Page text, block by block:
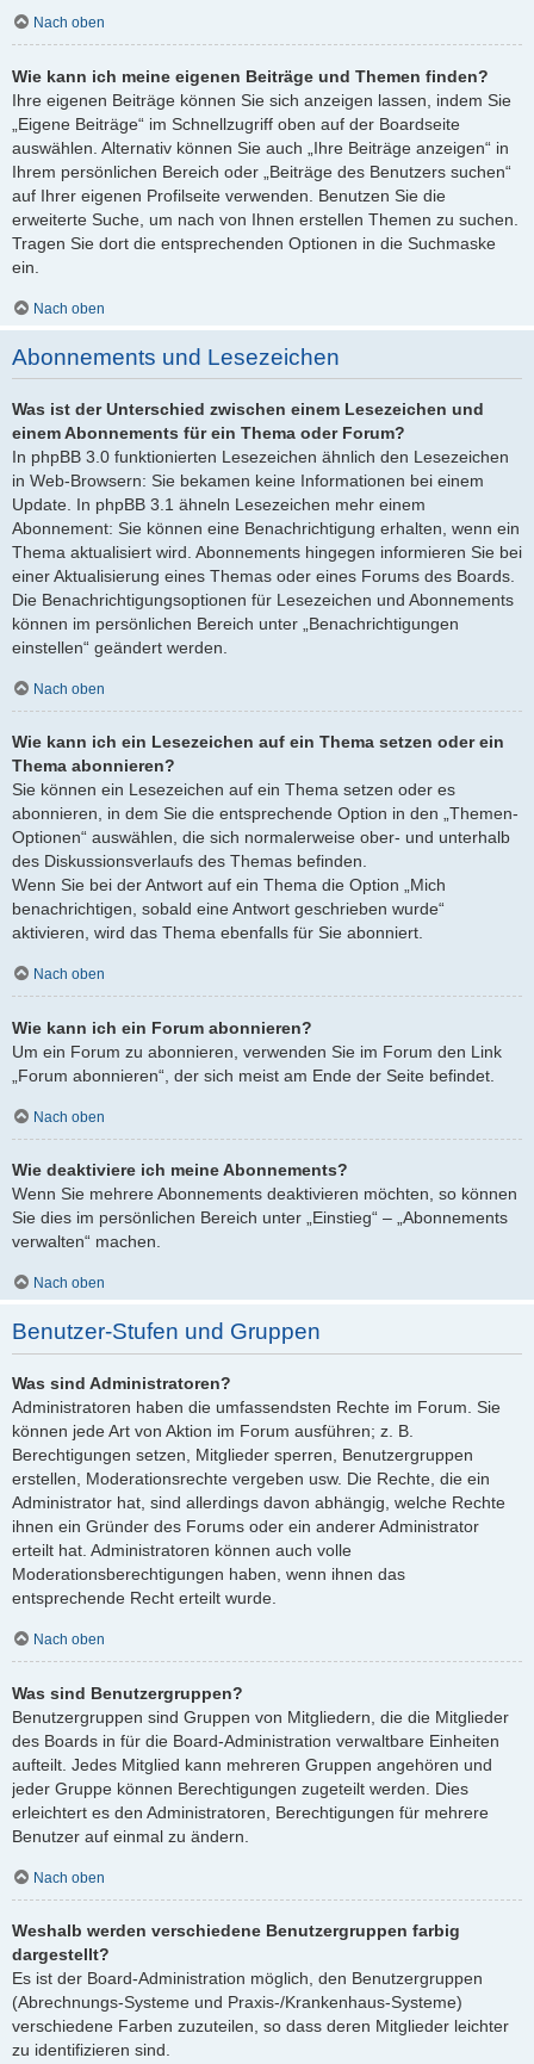
Nach oben
Wie kann ich meine eigenen Beiträge und Themen finden?
Ihre eigenen Beiträge können Sie sich anzeigen lassen, indem Sie
„Eigene Beiträge“ im Schnellzugriff oben auf der Boardseite
auswählen. Alternativ können Sie auch „Ihre Beiträge anzeigen“ in
Ihrem persönlichen Bereich oder „Beiträge des Benutzers suchen“
auf Ihrer eigenen Profilseite verwenden. Benutzen Sie die
erweiterte Suche, um nach von Ihnen erstellen Themen zu suchen.
Tragen Sie dort die entsprechenden Optionen in die Suchmaske
ein.
Nach oben
Abonnements und Lesezeichen
Was ist der Unterschied zwischen einem Lesezeichen und
einem Abonnements für ein Thema oder Forum?
In phpBB 3.0 funktionierten Lesezeichen ähnlich den Lesezeichen
in Web-Browsern: Sie bekamen keine Informationen bei einem
Update. In phpBB 3.1 ähneln Lesezeichen mehr einem
Abonnement: Sie können eine Benachrichtigung erhalten, wenn ein
Thema aktualisiert wird. Abonnements hingegen informieren Sie bei
einer Aktualisierung eines Themas oder eines Forums des Boards.
Die Benachrichtigungsoptionen für Lesezeichen und Abonnements
können im persönlichen Bereich unter „Benachrichtigungen
einstellen“ geändert werden.
Nach oben
Wie kann ich ein Lesezeichen auf ein Thema setzen oder ein
Thema abonnieren?
Sie können ein Lesezeichen auf ein Thema setzen oder es
abonnieren, in dem Sie die entsprechende Option in den „Themen-
Optionen“ auswählen, die sich normalerweise ober- und unterhalb
des Diskussionsverlaufs des Themas befinden.
Wenn Sie bei der Antwort auf ein Thema die Option „Mich
benachrichtigen, sobald eine Antwort geschrieben wurde“
aktivieren, wird das Thema ebenfalls für Sie abonniert.
Nach oben
Wie kann ich ein Forum abonnieren?
Um ein Forum zu abonnieren, verwenden Sie im Forum den Link
„Forum abonnieren“, der sich meist am Ende der Seite befindet.
Nach oben
Wie deaktiviere ich meine Abonnements?
Wenn Sie mehrere Abonnements deaktivieren möchten, so können
Sie dies im persönlichen Bereich unter „Einstieg“ – „Abonnements
verwalten“ machen.
Nach oben
Benutzer-Stufen und Gruppen
Was sind Administratoren?
Administratoren haben die umfassendsten Rechte im Forum. Sie
können jede Art von Aktion im Forum ausführen; z. B.
Berechtigungen setzen, Mitglieder sperren, Benutzergruppen
erstellen, Moderationsrechte vergeben usw. Die Rechte, die ein
Administrator hat, sind allerdings davon abhängig, welche Rechte
ihnen ein Gründer des Forums oder ein anderer Administrator
erteilt hat. Administratoren können auch volle
Moderationsberechtigungen haben, wenn ihnen das
entsprechende Recht erteilt wurde.
Nach oben
Was sind Benutzergruppen?
Benutzergruppen sind Gruppen von Mitgliedern, die die Mitglieder
des Boards in für die Board-Administration verwaltbare Einheiten
aufteilt. Jedes Mitglied kann mehreren Gruppen angehören und
jeder Gruppe können Berechtigungen zugeteilt werden. Dies
erleichtert es den Administratoren, Berechtigungen für mehrere
Benutzer auf einmal zu ändern.
Nach oben
Weshalb werden verschiedene Benutzergruppen farbig
dargestellt?
Es ist der Board-Administration möglich, den Benutzergruppen
(Abrechnungs-Systeme und Praxis-/Krankenhaus-Systeme)
verschiedene Farben zuzuteilen, so dass deren Mitglieder leichter
zu identifizieren sind.